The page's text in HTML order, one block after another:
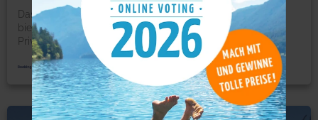
Das Siesta Country in Świebodzin in der Region Lubuskie
bietet Unterkünfte mit kostenfreien
Privatparkplätzen.
mehr